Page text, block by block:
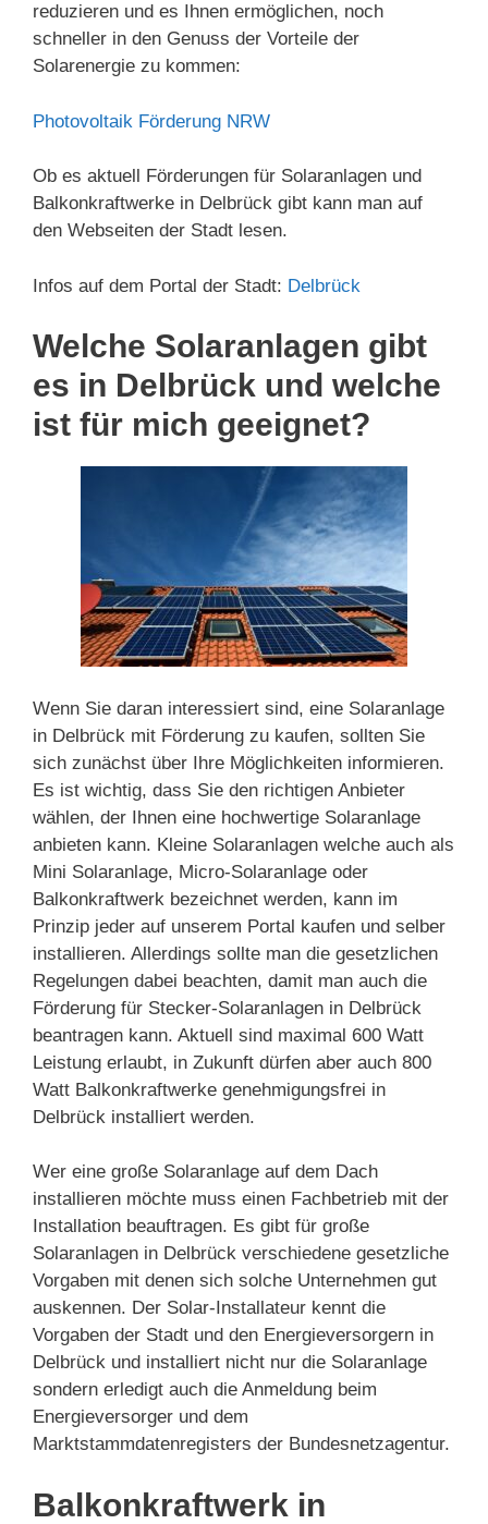
reduzieren und es Ihnen ermöglichen, noch
schneller in den Genuss der Vorteile der
Solarenergie zu kommen:
Photovoltaik Förderung NRW
Ob es aktuell Förderungen für Solaranlagen und
Balkonkraftwerke in Delbrück gibt kann man auf
den Webseiten der Stadt lesen.
Infos auf dem Portal der Stadt: Delbrück
Welche Solaranlagen gibt
es in Delbrück und welche
ist für mich geeignet?
Wenn Sie daran interessiert sind, eine Solaranlage
in Delbrück mit Förderung zu kaufen, sollten Sie
sich zunächst über Ihre Möglichkeiten informieren.
Es ist wichtig, dass Sie den richtigen Anbieter
wählen, der Ihnen eine hochwertige Solaranlage
anbieten kann. Kleine Solaranlagen welche auch als
Mini Solaranlage, Micro-Solaranlage oder
Balkonkraftwerk bezeichnet werden, kann im
Prinzip jeder auf unserem Portal kaufen und selber
installieren. Allerdings sollte man die gesetzlichen
Regelungen dabei beachten, damit man auch die
Förderung für Stecker-Solaranlagen in Delbrück
beantragen kann. Aktuell sind maximal 600 Watt
Leistung erlaubt, in Zukunft dürfen aber auch 800
Watt Balkonkraftwerke genehmigungsfrei in
Delbrück installiert werden.
Wer eine große Solaranlage auf dem Dach
installieren möchte muss einen Fachbetrieb mit der
Installation beauftragen. Es gibt für große
Solaranlagen in Delbrück verschiedene gesetzliche
Vorgaben mit denen sich solche Unternehmen gut
auskennen. Der Solar-Installateur kennt die
Vorgaben der Stadt und den Energieversorgern in
Delbrück und installiert nicht nur die Solaranlage
sondern erledigt auch die Anmeldung beim
Energieversorger und dem
Marktstammdatenregisters der Bundesnetzagentur.
Balkonkraftwerk in